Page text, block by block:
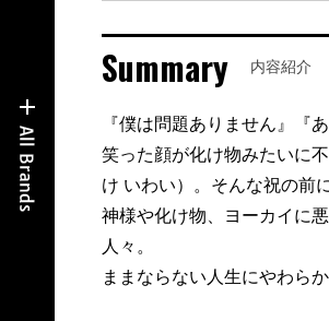
Summary 内容紹介
『僕は問題ありません』『
笑った顔が化け物みたいに
け いわい）。そんな祝の前
神様や化け物、ヨーカイに
人々。
ままならない人生にやわら